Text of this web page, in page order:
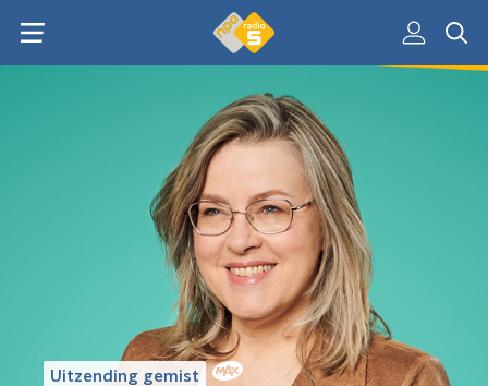
Uitzending gemist